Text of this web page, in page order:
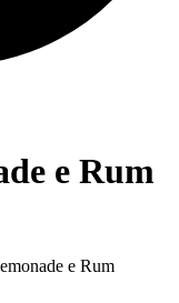
e Rum
e Rum